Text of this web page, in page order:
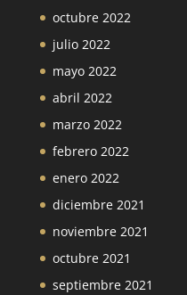
octubre 2022
julio 2022
mayo 2022
abril 2022
marzo 2022
febrero 2022
enero 2022
diciembre 2021
noviembre 2021
octubre 2021
septiembre 2021